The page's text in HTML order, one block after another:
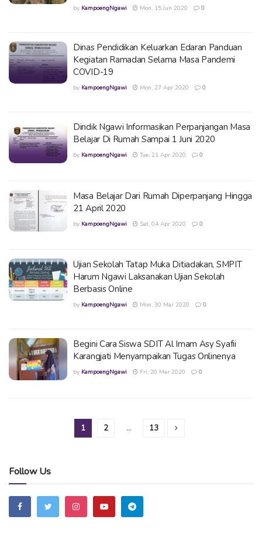
by KampoengNgawi Mon, 15 Jun 2020 0
Dinas Pendidikan Keluarkan Edaran Panduan
Kegiatan Ramadan Selama Masa Pandemi
COVID-19
by KampoengNgawi Mon, 27 Apr 2020 0
Dindik Ngawi Informasikan Perpanjangan Masa
Belajar Di Rumah Sampai 1 Juni 2020
by KampoengNgawi Tue, 21 Apr 2020 0
Masa Belajar Dari Rumah Diperpanjang Hingga
21 April 2020
by KampoengNgawi Sat, 04 Apr 2020 0
Ujian Sekolah Tatap Muka Ditiadakan, SMPIT
Harum Ngawi Laksanakan Ujian Sekolah
Berbasis Online
by KampoengNgawi Mon, 30 Mar 2020 0
Begini Cara Siswa SDIT Al Imam Asy Syafii
Karangjati Menyampaikan Tugas Onlinenya
by KampoengNgawi Fri, 20 Mar 2020 0
1 2 … 13
Follow Us